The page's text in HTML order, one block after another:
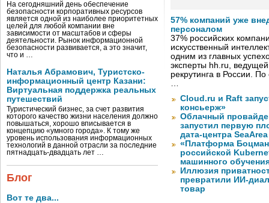
На сегодняшний день обеспечение
безопасности корпоративных ресурсов
является одной из наиболее приоритетных
целей для любой компании вне
зависимости от масштабов и сферы
деятельности. Рынок информационной
безопасности развивается, а это значит,
что и …
Наталья Абрамович, Туристско-
информационный центр Казани:
Виртуальная поддержка реальных
путешествий
Туристический бизнес, за счет развития
которого качество жизни населения должно
повышаться, хорошо вписывается в
концепцию «умного города». К тому же
уровень использования информационных
технологий в данной отрасли за последние
пятнадцать-двадцать лет …
Блог
Вот те два...
57% компаний уже
персоналом
37% российских
искусственный
одним из главных
эксперты hh.ru,
рекрутинга в России.
…
Cloud.ru и Raft
консьерж»
Облачный
запустил первую
дата-центра
«Платформа
российской
машинного
Иллюзия
превратили ИИ-
товар